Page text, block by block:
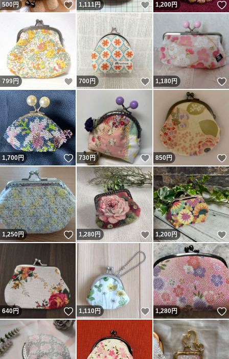
500円 いいね！
1,111円 いいね！
1,200円
799円 いいね！
700円 いいね！
1,180円
1,700円 いいね！
730円 いいね！
850円
1,250円 いいね！
1,280円 いいね！
1,200円
640円 いいね！
1,110円 いいね！
1,280円